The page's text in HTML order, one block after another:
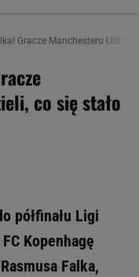
Gracze Manchesteru Utd nie
co się stało
półfinału Ligi
Kopenhagę
Falka,